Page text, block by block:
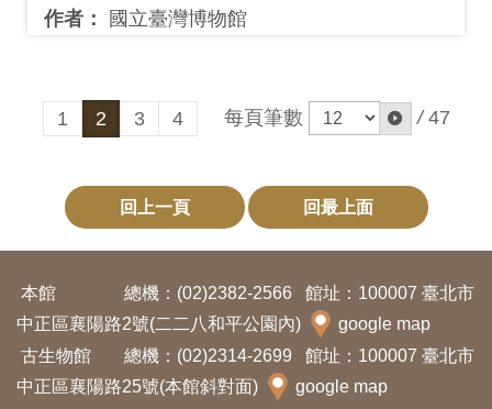
作者：
國立臺灣博物館
1 2 3 4 每頁筆數 / 47
回上一頁 回最上面
本館 總機：(02)2382-2566
館址：100007 臺北市
中正區襄陽路2號(二二八和平公園內)
google map
古生物館
總機：(02)2314-2699
館址：100007 臺北市
中正區襄陽路25號(本館斜對面)
google map